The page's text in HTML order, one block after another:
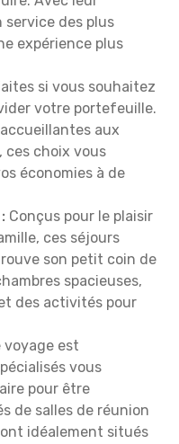
des plus
expérience plus
si vous souhaitez
votre portefeuille.
aux
choix vous
économies à de
Conçus pour le plaisir
ces séjours
son petit coin de
spacieuses,
des activités pour
voyage est
vous
pour être
de salles de réunion
idéalement situés